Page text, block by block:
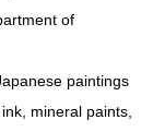
of
paintings
mineral paints,